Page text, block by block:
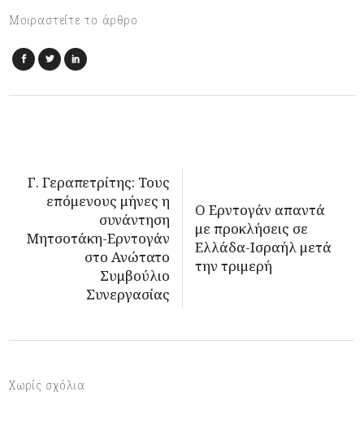
Μοιραστείτε το άρθρο
Γ. Γεραπετρίτης: Τους
επόμενους μήνες η
συνάντηση
Μητσοτάκη-Ερντογάν
στο Ανώτατο
Συμβούλιο
Συνεργασίας
O Ερντογάν απαντά
με προκλήσεις σε
Ελλάδα-Ισραήλ μετά
την τριμερή
Χωρίς σχόλια